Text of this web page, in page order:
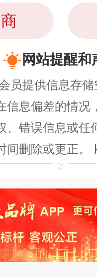
网站提醒和
员提供信息存
信息偏差的情况
、错误信息或任
删除或更正。
有内容（文字
产权归本站所
本站不生产产
提供中介服务。
意见，页面信息